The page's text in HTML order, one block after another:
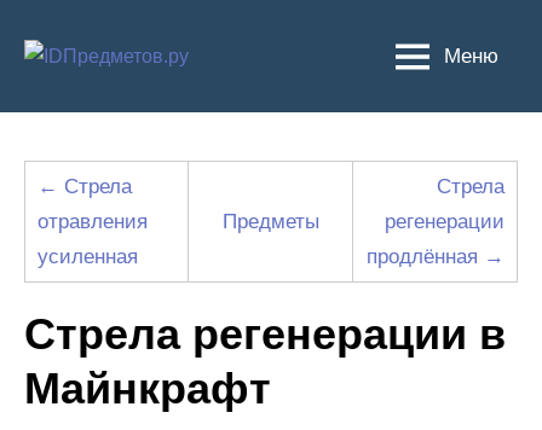
Меню
← Стрела
отравления
усиленная
Предметы
Стрела
регенерации
продлённая →
Стрела регенерации в
Майнкрафт